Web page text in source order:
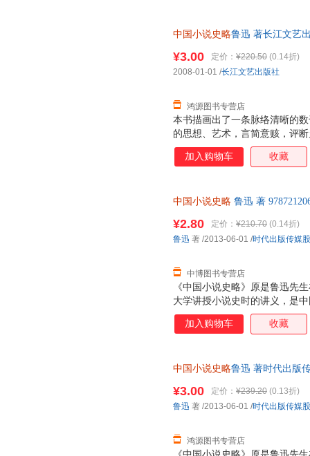
础工作。我们知道，除《小说
它们分别就唐以前的古小说、
的资料辑集、整理工作，这是
中国小说史略鲁迅 著长江文艺
本书描画出了一条脉络清晰的
的思想、艺术，言简意赅，评
¥3.00 定价： ¥220.50 (0.14折)
鸿源图书专营店
2008-01-01 /长江文艺出版社
加入购物车 收藏
中国小说史略 鲁迅 著
《中国小说史略》原是鲁迅先
大学讲授小说史时的讲义，是
中国古代小说发生、发展、演
¥2.80 定价： ¥210.70 (0.14折)
中博图书专营店
鲁迅 著 /2013-06-01 /时代出版传媒
加入购物车 收藏
中国小说史略鲁迅 著时代出版
¥3.00 定价： ¥239.20 (0.13折)
鸿源图书专营店
鲁迅 著 /2013-06-01 /时代出版传媒